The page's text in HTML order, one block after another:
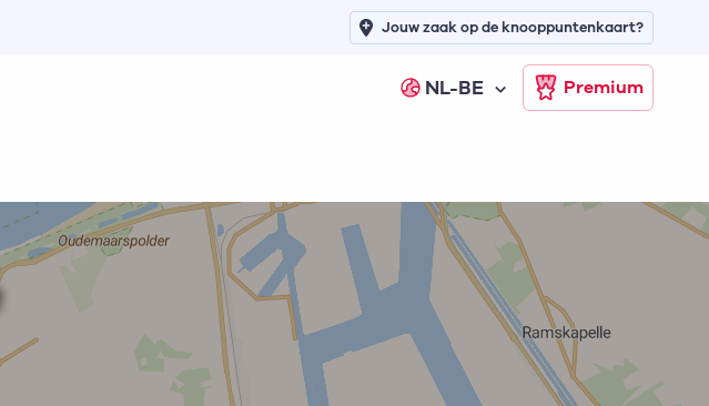
NL-BE Premium
Jouw zaak op de knooppuntenkaart?